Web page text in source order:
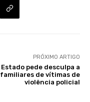
PRÓXIMO ARTIGO
Estado pede desculpa a
familiares de vítimas de
violência policial